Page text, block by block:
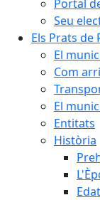
Portal
Seu
Els Prats de
El
Com
El
Entitats
Història